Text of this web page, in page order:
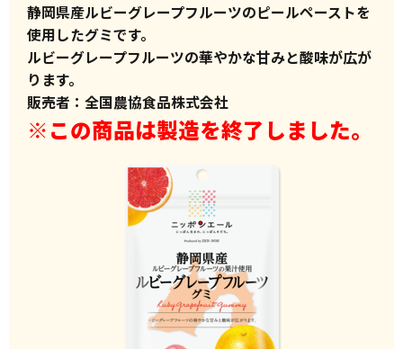
静岡県産ルビーグレープフルーツのピールペーストを
使用したグミです。
ルビーグレープフルーツの華やかな甘みと酸味が広が
ります。
販売者：全国農協食品株式会社
※この商品は製造を終了しました。